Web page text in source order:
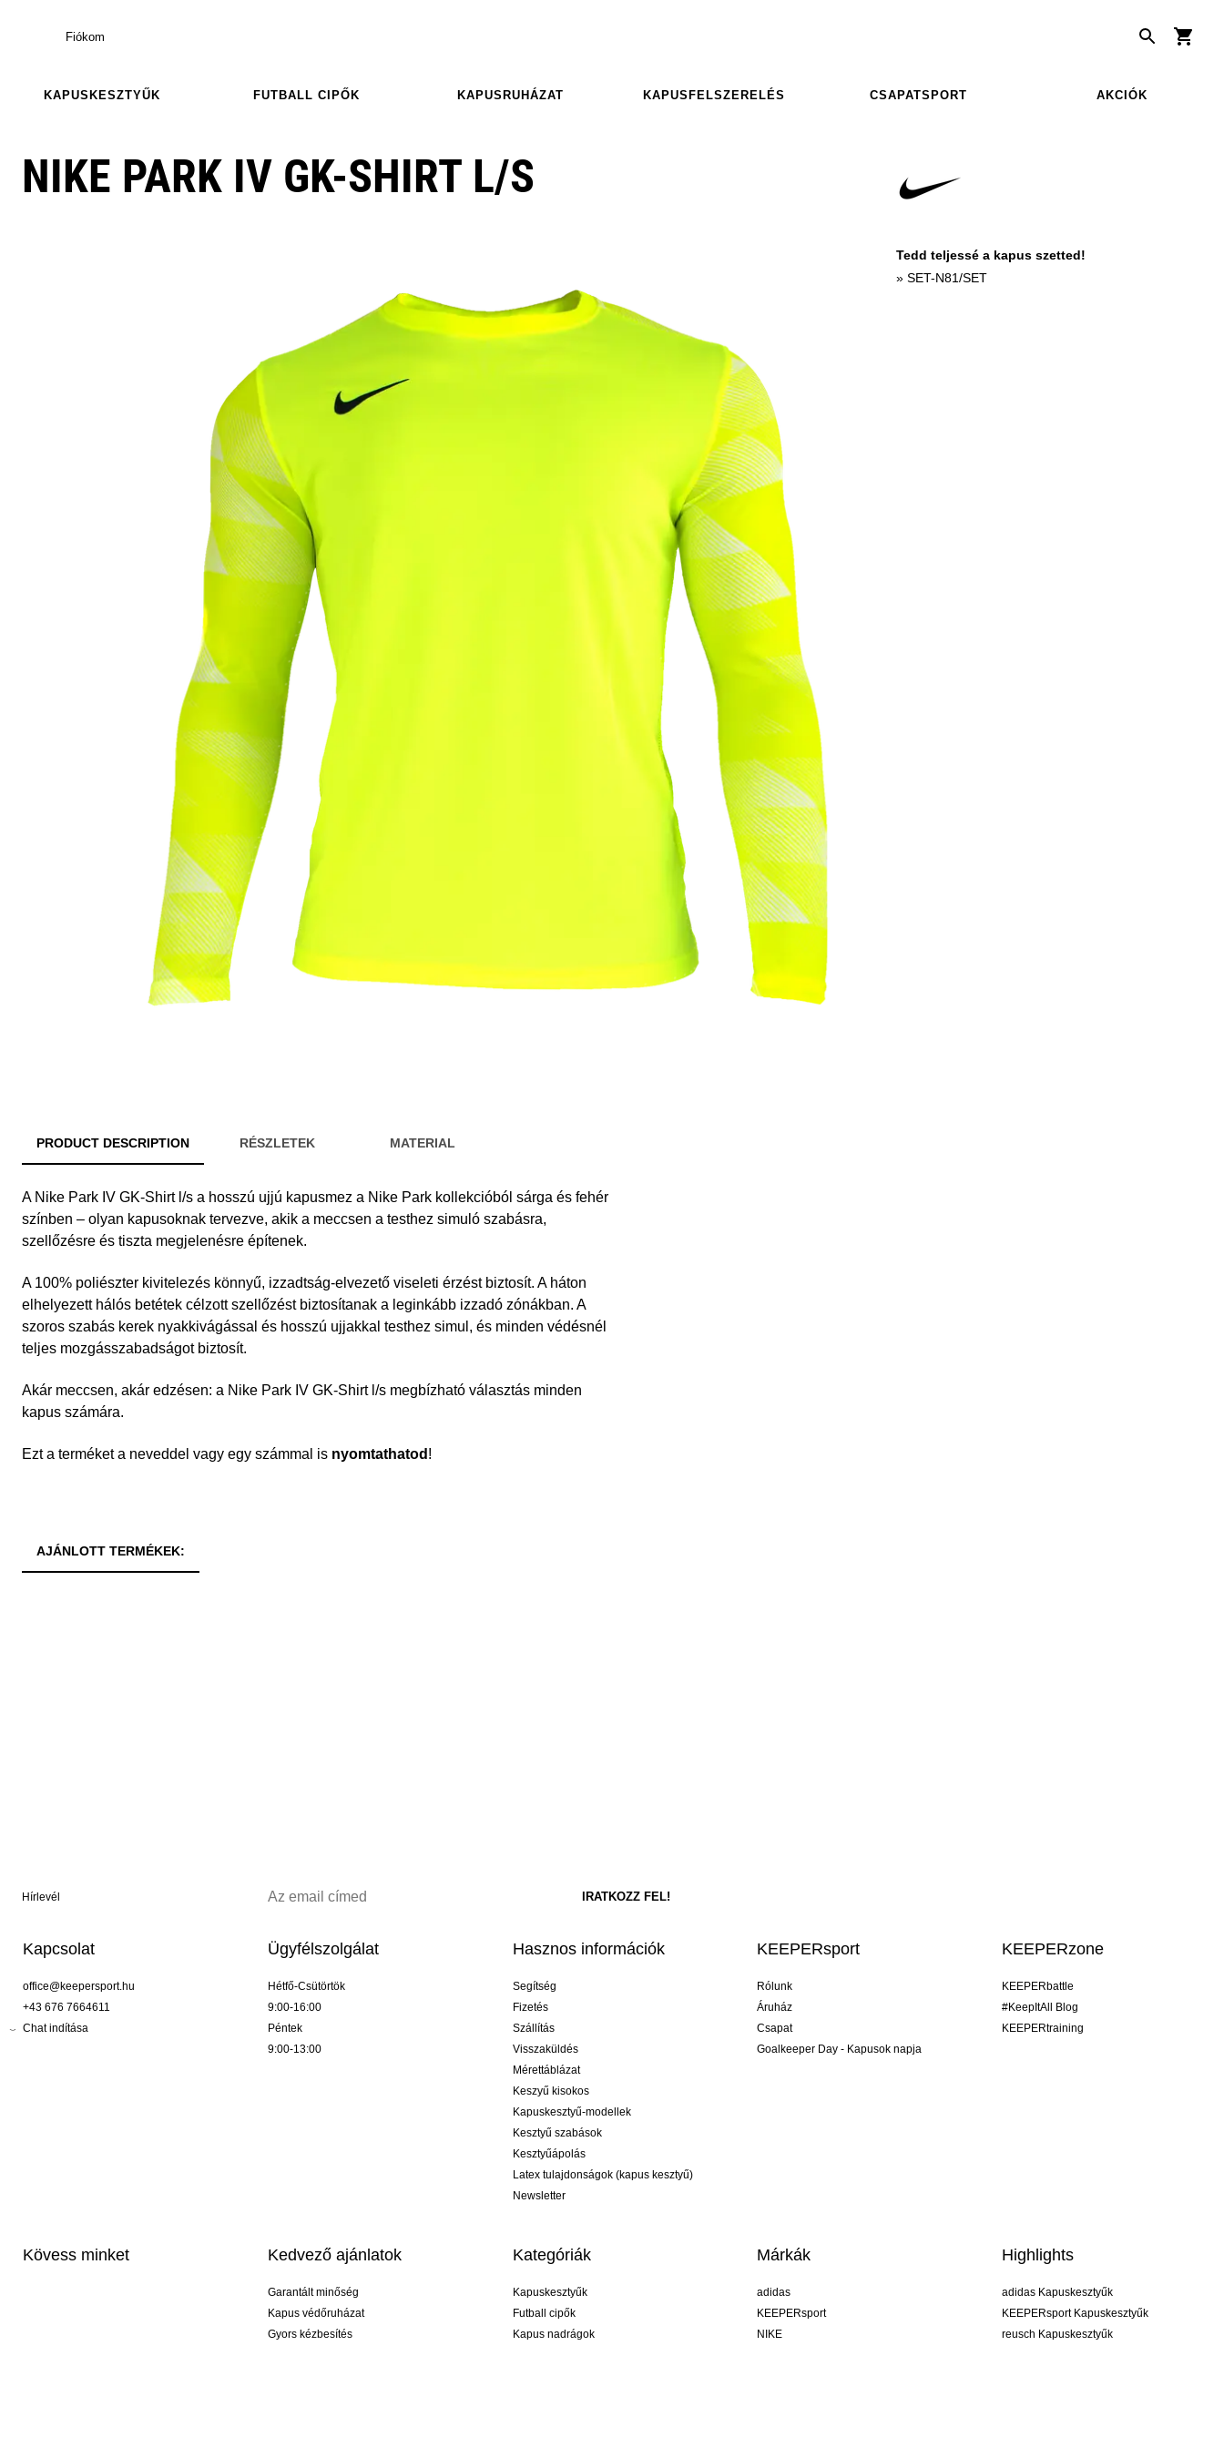
Fiókom
KAPUSKESZTYŰK FUTBALL CIPŐK KAPUSRUHÁZAT KAPUSFELSZERELÉS CSAPATSPORT AKCIÓK
NIKE PARK IV GK-SHIRT L/S
Tedd teljessé a kapus szetted!
» SET-N81/SET
PRODUCT DESCRIPTION RÉSZLETEK MATERIAL
A Nike Park IV GK-Shirt l/s a hosszú ujjú kapusmez a Nike Park kollekcióból sárga és fehér
színben – olyan kapusoknak tervezve, akik a meccsen a testhez simuló szabásra,
szellőzésre és tiszta megjelenésre építenek.
A 100% poliészter kivitelezés könnyű, izzadtság-elvezető viseleti érzést biztosít. A háton
elhelyezett hálós betétek célzott szellőzést biztosítanak a leginkább izzadó zónákban. A
szoros szabás kerek nyakkivágással és hosszú ujjakkal testhez simul, és minden védésnél
teljes mozgásszabadságot biztosít.
Akár meccsen, akár edzésen: a Nike Park IV GK-Shirt l/s megbízható választás minden
kapus számára.
Ezt a terméket a neveddel vagy egy számmal is nyomtathatod !
AJÁNLOTT TERMÉKEK:
Hírlevél
Kapcsolat
office@keepersport.hu
+43 676 7664611
Chat indítása
Ügyfélszolgálat
Hétfő-Csütörtök
9:00-16:00
Péntek
9:00-13:00
Hasznos információk
Segítség
Fizetés
Szállítás
Visszaküldés
Mérettáblázat
Keszyű kisokos
Kapuskesztyű-modellek
Kesztyű szabások
Kesztyűápolás
Latex tulajdonságok (kapus kesztyű)
Newsletter
KEEPERsport
Rólunk
Áruház
Csapat
Goalkeeper Day - Kapusok napja
KEEPERzone
KEEPERbattle
#KeepItAll Blog
KEEPERtraining
Kövess minket Kedvező ajánlatok
Garantált minőség
Kapus védőruházat
Gyors kézbesítés
Kategóriák
Kapuskesztyűk
Futball cipők
Kapus nadrágok
Márkák
adidas
KEEPERsport
NIKE
Highlights
adidas Kapuskesztyűk
KEEPERsport Kapuskesztyűk
reusch Kapuskesztyűk